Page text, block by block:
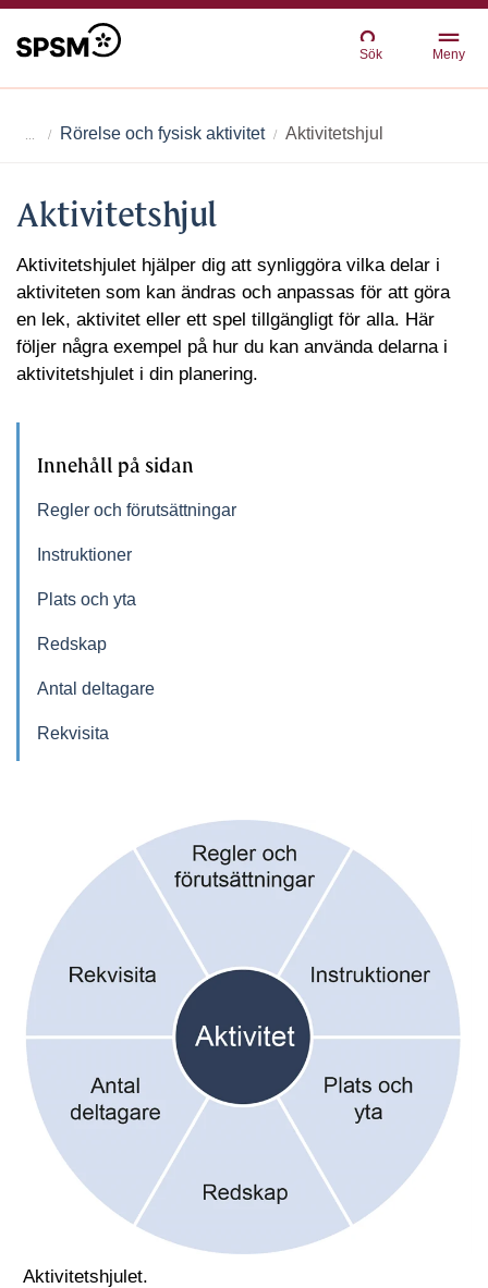
Sök Meny
Rörelse och fysisk aktivitet Aktivitetshjul
Aktivitetshjul
Aktivitetshjulet hjälper dig att synliggöra vilka delar i
aktiviteten som kan ändras och anpassas för att göra
en lek, aktivitet eller ett spel tillgängligt för alla. Här
följer några exempel på hur du kan använda delarna i
aktivitetshjulet i din planering.
Innehåll på sidan
Regler och förutsättningar
Instruktioner
Plats och yta
Redskap
Antal deltagare
Rekvisita
Aktivitetshjulet.